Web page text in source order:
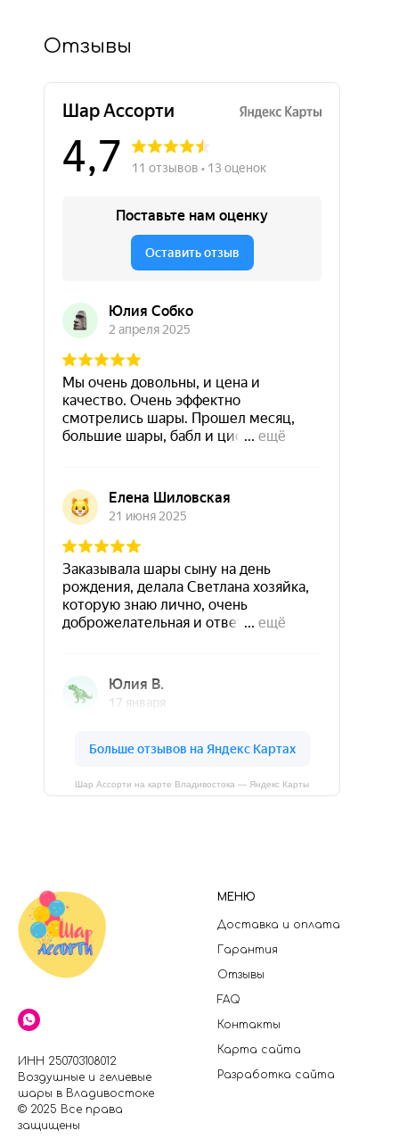
Отзывы
Шар Ассорти на карте Владивостока — Яндекс Карты
ИНН 250703108012
Воздушные и гелиевые
шары в Владивостоке
© 2025 Все права
защищены
МЕНЮ
Доставка и оплата
Гарантия
Отзывы
FAQ
Контакты
Карта сайта
Разработка сайта